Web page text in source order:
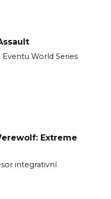
World Series
Extreme
integrativní